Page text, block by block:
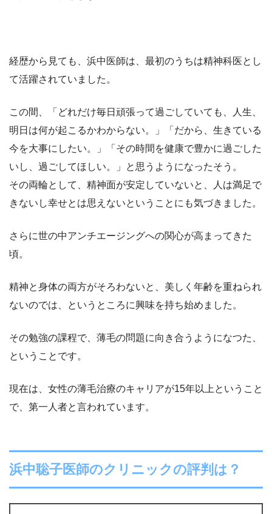
経歴から見ても、浜中医師は、最初のうちは精神科医とし
て活躍されていました。
この間、「どれだけ毎日頑張って過ごしていても、人生、
明日は何が起こるかわからない。」「だから、生きている
今を大事にしたい。」「その時間を健康で豊かに過ごした
いし、過ごしてほしい。」と思うようになったそう。
その両輪として、精神面が安定していないと、人は満足で
きないし幸せとは思えないということにも気づきました。
さらに世の中アンチエージングへの関心が高まってきた
頃。
精神と身体の両方がそろわないと、美しく年齢を重ねられ
ないのでは、というところに興味を持ち始めました。
その勉強の課程で、薄毛の問題に向き合うようになつた、
ということです。
現在は、女性の薄毛治療のキャリアが15年以上ということ
で、第一人者と言われています。
浜中聡子医師のクリニックの評判は？